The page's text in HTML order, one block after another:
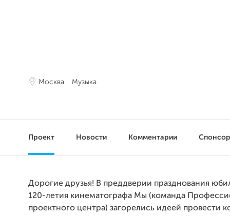
Москва Музыка
Проект Новости Комментарии
Дорогие друзья! В преддверии празднования
120-летия кинематографа Мы (команда
проектного центра) загорелись идеей провести